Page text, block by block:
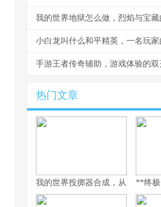
小白龙叫什么和平精英，一名玩家
手游王者传奇辅助，游戏体验的双
热门文章
我的世界投掷器合成，从木石到
**终